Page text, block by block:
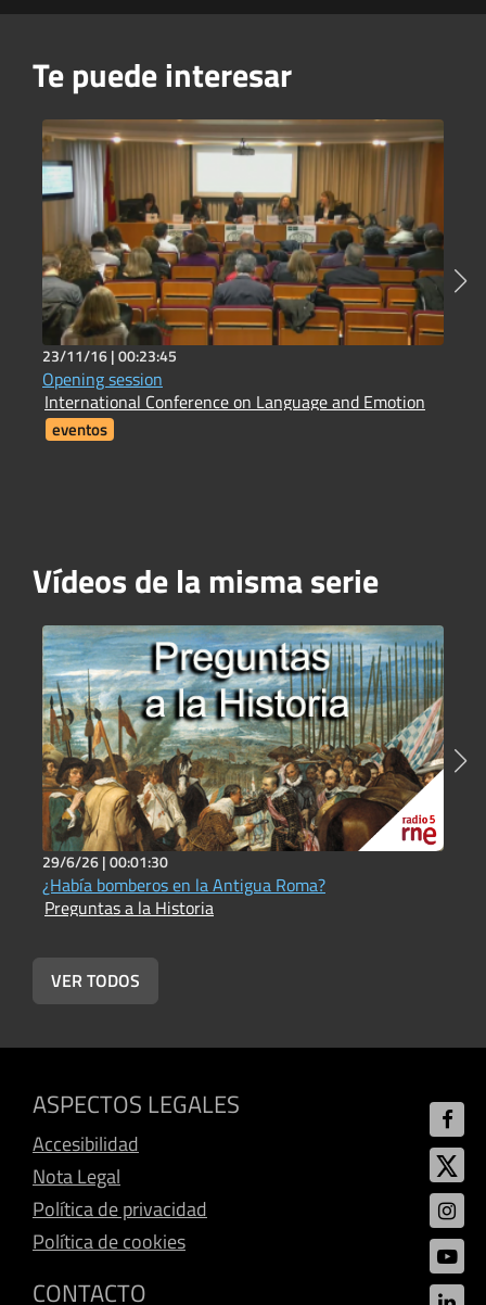
Te puede interesar
23/11/16 |00:23:45
Opening session
International Conference on Language and Emotion
eventos
Vídeos de la misma serie
29/6/26 |00:01:30
¿Había bomberos en la Antigua Roma?
Preguntas a la Historia
VER TODOS
ASPECTOS LEGALES
Accesibilidad
Nota Legal
Política de privacidad
Política de cookies
CONTACTO